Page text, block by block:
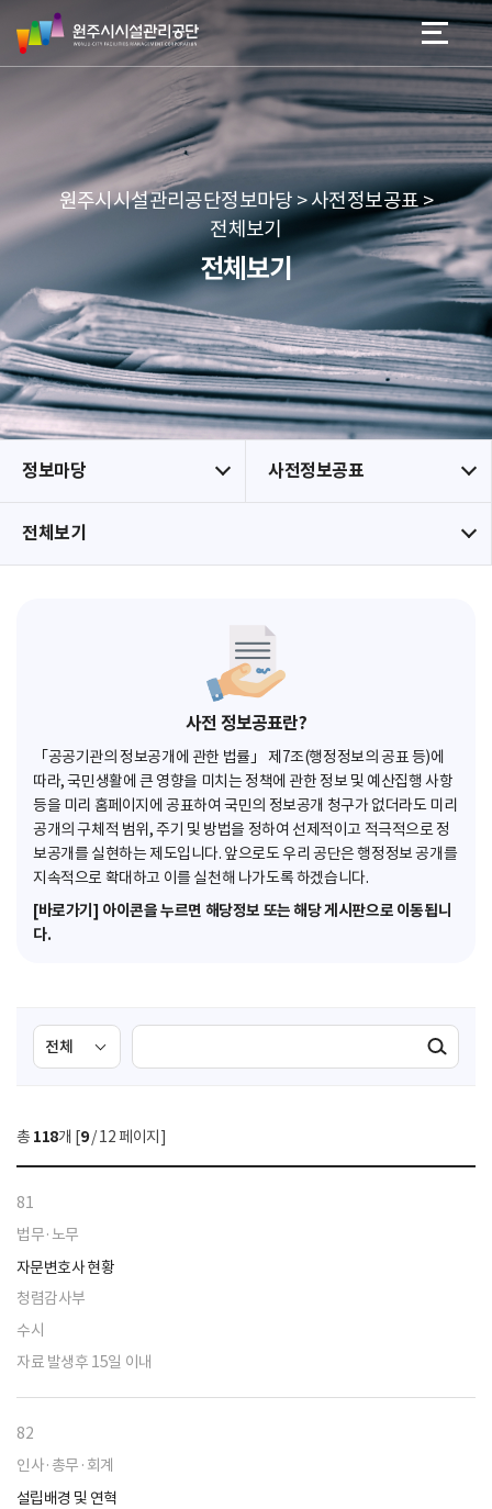
네
본문 바로가기
메뉴 바로가기
원
주
시
리
공
단
원주시시설관리공단정보마당 > 사전정보공표 >
전체보기
전체보기
정보마당 사전정보공표
전체보기
사전 정보공표란?
「공공기관의 정보공개에 관한 법률」 제7조(행정정보의 공표 등)에
따라, 국민생활에 큰 영향을 미치는 정책에 관한 정보 및 예산집행 사항
등을 미리 홈페이지에 공표하여 국민의 정보공개 청구가 없더라도 미리
공개의 구체적 범위, 주기 및 방법을 정하여 선제적이고 적극적으로 정
보공개를 실현하는 제도입니다. 앞으로도 우리 공단은 행정정보 공개를
지속적으로 확대하고 이를 실천해 나가도록 하겠습니다.
[바로가기] 아이콘을 누르면 해당정보 또는 해당 게시판으로 이동됩니
다.
검
색
선
택
색
검색실행
총 118개 [9/ 12 페이지]
81
법무·노무
자문변호사 현황
청렴감사부
수시
자료 발생후 15일 이내
82
인사·총무·회계
설립배경 및 연혁